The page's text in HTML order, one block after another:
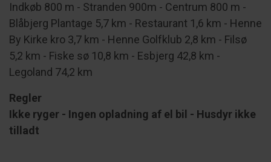
Indkøb 800 m - Stranden 900m - Centrum 800 m -
Blåbjerg Plantage 5,7 km - Restaurant 1,6 km - Henne
By Kirke kro 3,7 km - Henne Golfklub 2,8 km - Filsø
5,2 km - Fiske sø 10,8 km - Esbjerg 42,8 km -
Legoland 74,2 km
Regler
Ikke ryger - Ingen opladning af el bil - Husdyr ikke
tilladt